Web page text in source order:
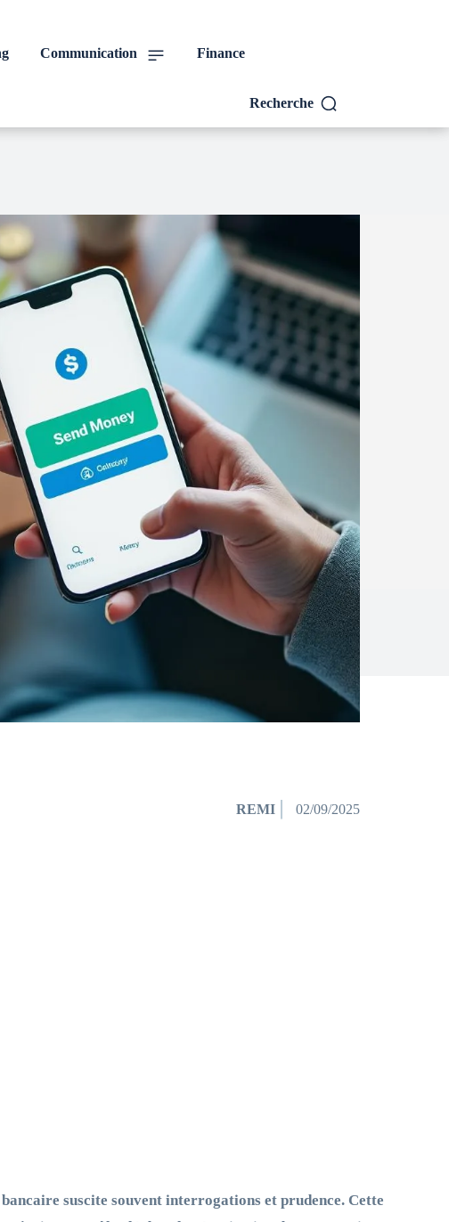
Communication Finance
Recherche
REMI 02/09/2025
suscite souvent interrogations et prudence. Cette